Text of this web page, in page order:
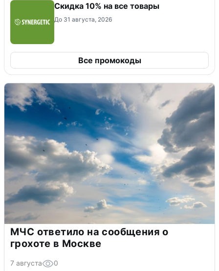
Скидка 10% на все товары
До 31 августа, 2026
Все промокоды
МЧС ответило на сообщения о
грохоте в Москве
7 августа 0